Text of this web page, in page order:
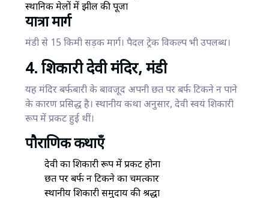
स्थानिक मेलों में झील की पूजा
यात्रा मार्ग
मंडी से 15 किमी सड़क मार्ग। पैदल ट्रेक विकल्प भी उपलब्ध।
4. शिकारी देवी मंदिर, मंडी
यह मंदिर बर्फबारी के बावजूद अपनी छत पर बर्फ टिकने न पाने
के कारण प्रसिद्ध है। स्थानीय कथा अनुसार, देवी स्वयं शिकारी
रूप में प्रकट हुई थीं।
पौराणिक कथाएँ
देवी का शिकारी रूप में प्रकट होना
छत पर बर्फ न टिकने का चमत्कार
स्थानीय शिकारी समुदाय की श्रद्धा